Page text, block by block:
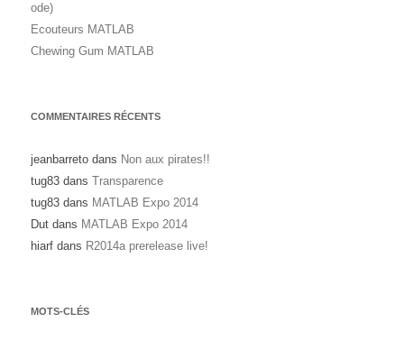
ode)
Ecouteurs MATLAB
Chewing Gum MATLAB
COMMENTAIRES RÉCENTS
jeanbarreto dans Non aux pirates!!
tug83 dans Transparence
tug83 dans MATLAB Expo 2014
Dut dans MATLAB Expo 2014
hiarf dans R2014a prerelease live!
MOTS-CLÉS